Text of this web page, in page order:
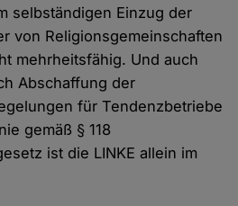
selbständigen Einzug der
von Religionsgemeinschaften
mehrheitsfähig. Und auch
Abschaffung der
für Tendenzbetriebe
gemäß § 118
ist die LINKE allein im